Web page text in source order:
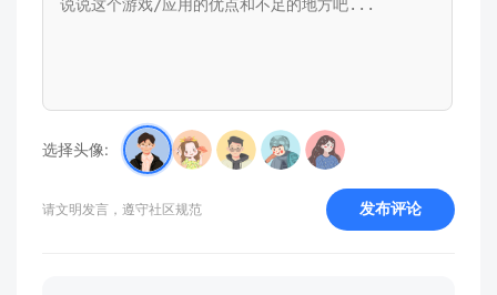
选择头像:
请文明发言，遵守社区规范 发布评论